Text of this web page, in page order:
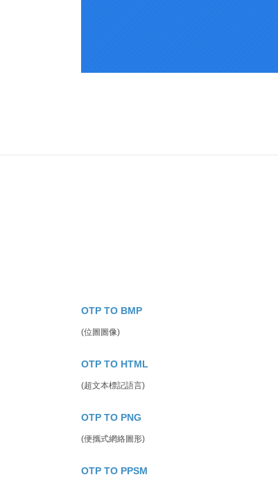
OTP TO BMP
(位圖圖像)
OTP TO HTML
(超文本標記語言)
OTP TO PNG
(便攜式網絡圖形)
OTP TO PPSM